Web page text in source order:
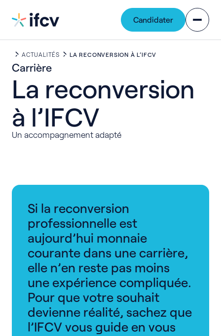
Navigation
Candidater
ACTUALITÉS LA RECONVERSION À L’IFCV
Carrière
La reconversion
à l’IFCV
Un accompagnement adapté
Si la reconversion
professionnelle est
aujourd’hui monnaie
courante dans une carrière,
elle n’en reste pas moins
une expérience compliquée.
Pour que votre souhait
devienne réalité, sachez que
l’IFCV vous guide en vous